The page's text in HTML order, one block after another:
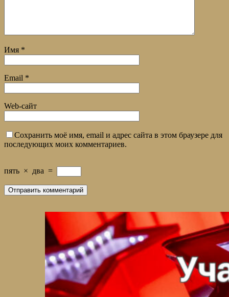
Имя *
Email *
Web-сайт
Сохранить моё имя, email и адрес сайта в этом браузере для
последующих моих комментариев.
пять × два =